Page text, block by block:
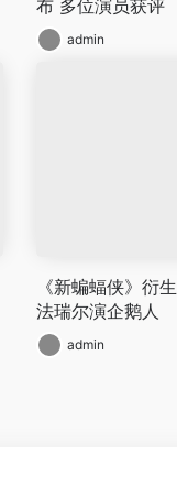
布 多位演员获评
admin
《新蝙蝠侠》衍
法瑞尔演企鹅人
admin